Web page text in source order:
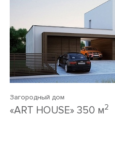
Загородный дом
«ART HOUSE» 350 м2